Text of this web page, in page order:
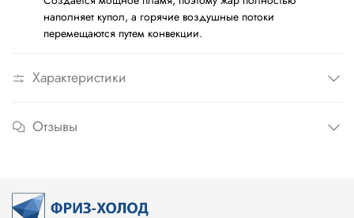
наполняет купол, а горячие воздушные потоки
перемещаются путем конвекции.
Характеристики
Отзывы